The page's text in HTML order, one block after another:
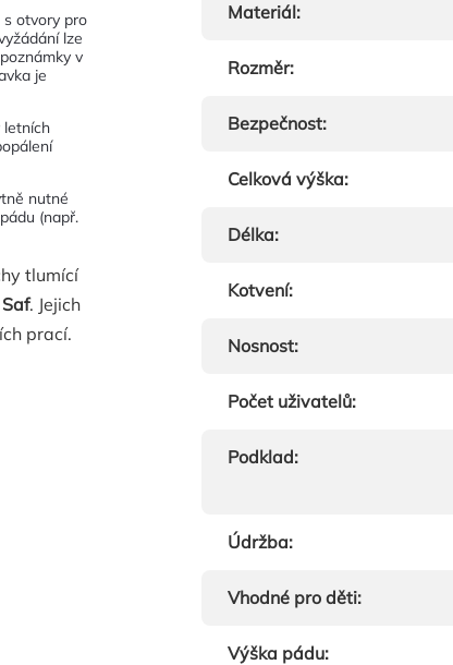
s otvory pro
lze
v
je
letních
nutné
(např.
tlumící
. Jejich
prací.
Materiál:
Rozměr:
Bezpečnost:
Celková výška:
Délka:
Kotvení:
Nosnost:
Počet uživatelů:
Podklad:
Údržba:
Vhodné pro děti:
Výška pádu: